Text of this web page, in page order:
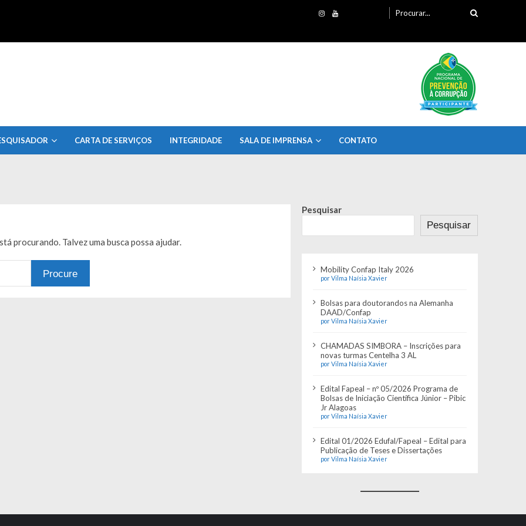
por:
CARTA DE SERVIÇOS INTEGRIDADE SALA DE IMPRENSA CONTATO
procurando. Talvez uma busca possa ajudar.
Pesquisar
Pesquisar
Mobility Confap Italy 2026
por Vilma Naísia Xavier
Bolsas para doutorandos na Alemanha
DAAD/Confap
por Vilma Naísia Xavier
CHAMADAS SIMBORA – Inscrições para
novas turmas Centelha 3 AL
por Vilma Naísia Xavier
Edital Fapeal – nº 05/2026 Programa de
Bolsas de Iniciação Científica Júnior – Pibic
Jr Alagoas
por Vilma Naísia Xavier
Edital 01/2026 Edufal/Fapeal – Edital para
Publicação de Teses e Dissertações
por Vilma Naísia Xavier